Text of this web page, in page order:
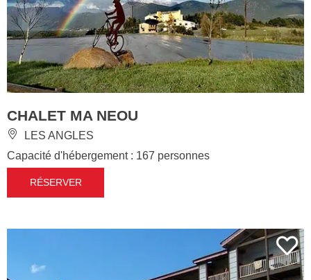
CHALET MA NEOU
LES ANGLES
Capacité d'hébergement : 167 personnes
RÉSERVER